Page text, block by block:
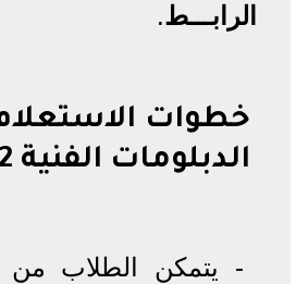
الرابـــط.
خطوات
الدبلومات الفنية 2022
- يتمكن الطلاب من